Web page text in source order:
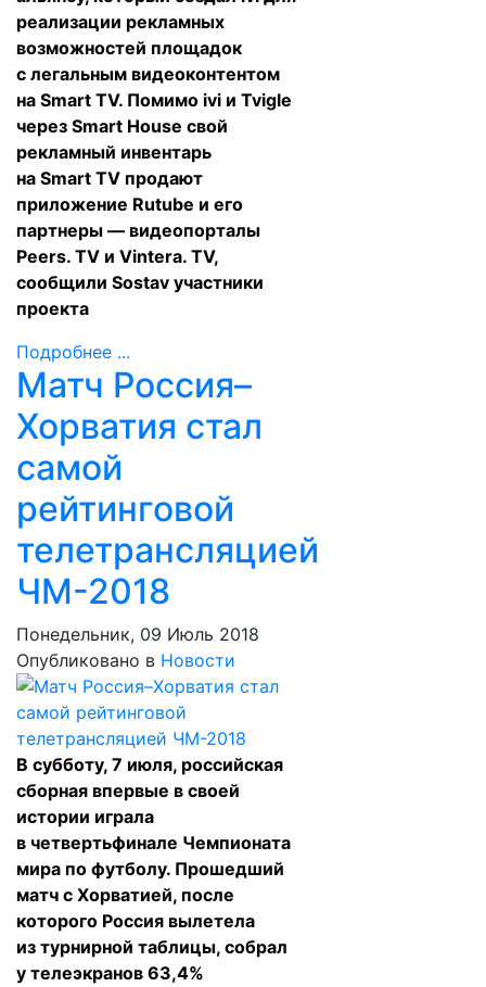
реализации рекламных
возможностей площадок
с легальным видеоконтентом
на Smart TV. Помимо ivi и Tvigle
через Smart House свой
рекламный инвентарь
на Smart TV продают
приложение Rutube и его
партнеры — видеопорталы
Peers. TV и Vintera. TV,
сообщили Sostav участники
проекта
Подробнее ...
Матч Россия–
Хорватия стал
самой
рейтинговой
телетрансляцией
ЧМ-2018
Понедельник, 09 Июль 2018
Опубликовано в Новости
В субботу, 7 июля, российская
сборная впервые в своей
истории играла
в четвертьфинале Чемпионата
мира по футболу. Прошедший
матч с Хорватией, после
которого Россия вылетела
из турнирной таблицы, собрал
у телеэкранов 63,4%